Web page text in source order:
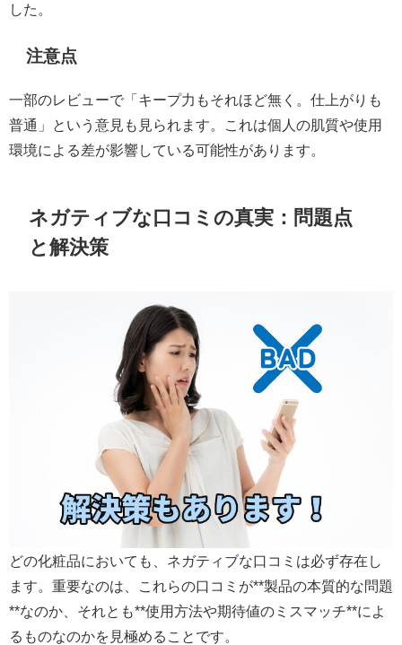
した。
注意点
一部のレビューで「キープ力もそれほど無く。仕上がりも
普通」という意見も見られます。これは個人の肌質や使用
環境による差が影響している可能性があります。
ネガティブな口コミの真実：問題点
と解決策
どの化粧品においても、ネガティブな口コミは必ず存在し
ます。重要なのは、これらの口コミが**製品の本質的な問題
**なのか、それとも**使用方法や期待値のミスマッチ**によ
るものなのかを見極めることです。